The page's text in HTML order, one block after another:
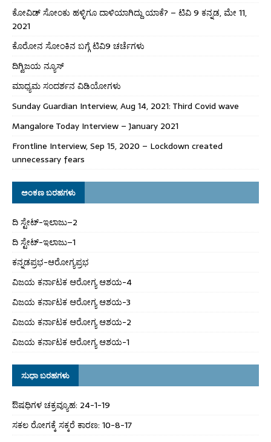
ಕೋವಿಡ್ ಸೋಂಕು ಹಳ್ಳಿಗೂ ದಾಳಿಯಾಗಿದ್ದು ಯಾಕೆ? – ಟಿವಿ 9 ಕನ್ನಡ, ಮೇ 11,
2021
ಕೊರೋನ ಸೋಂಕಿನ ಬಗ್ಗೆ ಟಿವಿ9 ಚರ್ಚೆಗಳು
ದಿಗ್ವಿಜಯ ನ್ಯೂಸ್
ಮಾಧ್ಯಮ ಸಂದರ್ಶನ ವಿಡಿಯೋಗಳು
Sunday Guardian Interview, Aug 14, 2021: Third Covid wave
Mangalore Today Interview – January 2021
Frontline Interview, Sep 15, 2020 – Lockdown created
unnecessary fears
ಅಂಕಣ ಬರಹಗಳು
ದಿ ಸ್ಟೇಟ್‌-ಇಲಾಜು–2
ದಿ ಸ್ಟೇಟ್‌-ಇಲಾಜು–1
ಕನ್ನಡಪ್ರಭ-ಆರೋಗ್ಯಪ್ರಭ
ವಿಜಯ ಕರ್ನಾಟಕ ಆರೋಗ್ಯ ಆಶಯ-4
ವಿಜಯ ಕರ್ನಾಟಕ ಆರೋಗ್ಯ ಆಶಯ-3
ವಿಜಯ ಕರ್ನಾಟಕ ಆರೋಗ್ಯ ಆಶಯ-2
ವಿಜಯ ಕರ್ನಾಟಕ ಆರೋಗ್ಯ ಆಶಯ-1
ಸುಧಾ ಬರಹಗಳು
ಔಷಧಿಗಳ ಚಕ್ರವ್ಯೂಹ: 24-1-19
ಸಕಲ ರೋಗಕ್ಕೆ ಸಕ್ಕರೆ ಕಾರಣ: 10-8-17